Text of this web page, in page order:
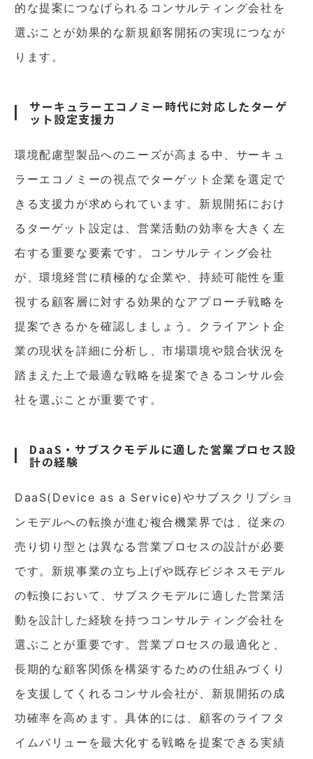
的な提案につなげられるコンサルティング会社を
選ぶことが効果的な新規顧客開拓の実現につなが
ります。
サーキュラーエコノミー時代に対応したターゲ
ット設定支援力
環境配慮型製品へのニーズが高まる中、サーキュ
ラーエコノミーの視点でターゲット企業を選定で
きる支援力が求められています。新規開拓におけ
るターゲット設定は、営業活動の効率を大きく左
右する重要な要素です。コンサルティング会社
が、環境経営に積極的な企業や、持続可能性を重
視する顧客層に対する効果的なアプローチ戦略を
提案できるかを確認しましょう。クライアント企
業の現状を詳細に分析し、市場環境や競合状況を
踏まえた上で最適な戦略を提案できるコンサル会
社を選ぶことが重要です。
DaaS・サブスクモデルに適した営業プロセス設
計の経験
DaaS(Device as a Service)やサブスクリプショ
ンモデルへの転換が進む複合機業界では、従来の
売り切り型とは異なる営業プロセスの設計が必要
です。新規事業の立ち上げや既存ビジネスモデル
の転換において、サブスクモデルに適した営業活
動を設計した経験を持つコンサルティング会社を
選ぶことが重要です。営業プロセスの最適化と、
長期的な顧客関係を構築するための仕組みづくり
を支援してくれるコンサル会社が、新規開拓の成
功確率を高めます。具体的には、顧客のライフタ
イムバリューを最大化する戦略を提案できる実績